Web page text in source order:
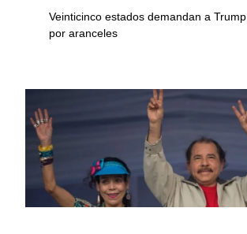
Veinticinco estados demandan a Trump
por aranceles